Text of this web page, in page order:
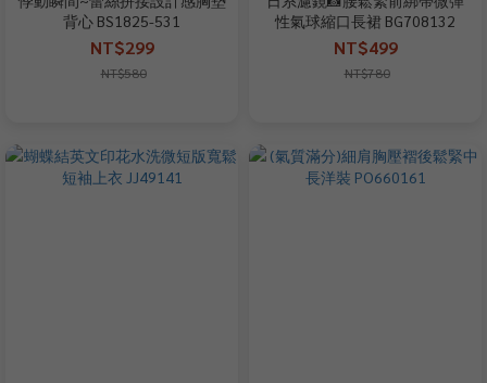
背心 BS1825-531
NT$299
NT$580
性氣球縮口長裙 BG708132
NT$499
NT$780